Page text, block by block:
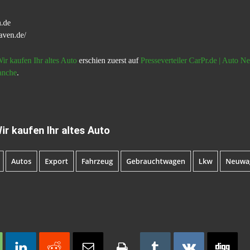
kaufen Ihr altes Auto erschien zuerst aufPresseverteiler CarPr.de | Auto
.
kaufen Ihr altes Auto
Autos Export Fahrzeug Gebrauchtwagen Lkw